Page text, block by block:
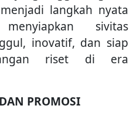
langkah nyata
sivitas
inovatif, dan siap
riset di era
PROMOSI